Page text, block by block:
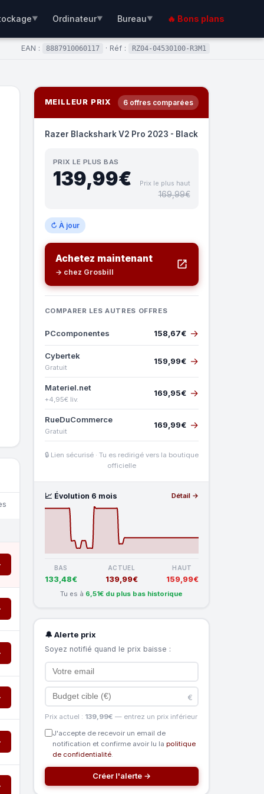
▼ Ordinateur▼ Bureau▼ 🔥 Bons plans
EAN : 8887910060117 · Réf : RZ04-04530100-R3M1
MEILLEUR PRIX 6 offres comparées
Razer Blackshark V2 Pro 2023 - Black
PRIX LE PLUS BAS
139,99€ Prix le plus haut
169,99€
↻ À jour
Achetez maintenant
→ chez Grosbill
COMPARER LES AUTRES OFFRES
PCcomponentes 158,67€ →
Cybertek
Gratuit
159,99€ →
Materiel.net
+4,95€ liv.
169,95€ →
RueDuCommerce
Gratuit
169,99€ →
🔒 Lien sécurisé · Tu es redirigé vers la boutique
officielle
📈 Évolution 6 mois Détail →
BAS
133,48€
ACTUEL
139,99€
HAUT
159,99€
Tu es à 6,51€ du plus bas historique
🔔 Alerte prix
Soyez notifié quand le prix baisse :
€
Prix actuel : 139,99€ — entrez un prix inférieur
J'accepte de recevoir un email de
notification et confirme avoir lu la politique
de confidentialité.
Créer l'alerte →